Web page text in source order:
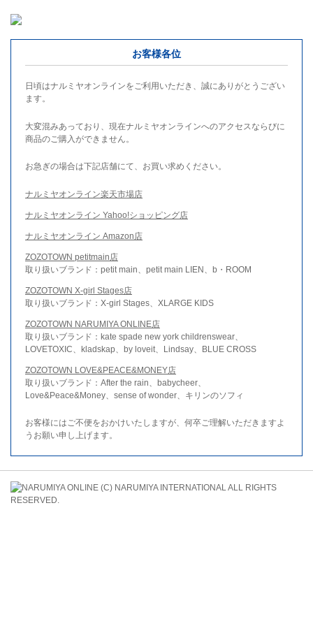
お客様各位
日頃はナルミヤオンラインをご利用いただき、誠にありがとうござい
ます。
大変混みあっており、現在ナルミヤオンラインへのアクセスならびに
商品のご購入ができません。
お急ぎの場合は下記店舗にて、お買い求めください。
ナルミヤオンライン楽天市場店
ナルミヤオンライン Yahoo!ショッピング店
ナルミヤオンライン Amazon店
ZOZOTOWN petitmain店
取り扱いブランド：petit main、petit main LIEN、b・ROOM
ZOZOTOWN X-girl Stages店
取り扱いブランド：X-girl Stages、XLARGE KIDS
ZOZOTOWN NARUMIYA ONLINE店
取り扱いブランド：kate spade new york childrenswear、
LOVETOXIC、kladskap、by loveit、Lindsay、BLUE CROSS
ZOZOTOWN LOVE&PEACE&MONEY店
取り扱いブランド：After the rain、babycheer、
Love&Peace&Money、sense of wonder、キリンのソフィ
お客様にはご不便をおかけいたしますが、何卒ご理解いただきますよ
うお願い申し上げます。